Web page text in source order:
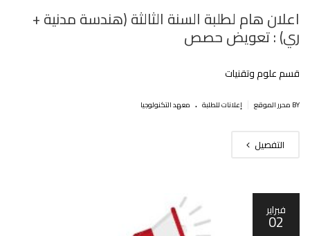
اعلان هام لطلبة السنة الثالثة (هندسة مدنية +
ري) : تعويض حصص
قسم علوم وتقنيات
BY محرر الموقع إعلانات للطلبة . معهد التكنولوجيا
التفصيل
فبراير
02